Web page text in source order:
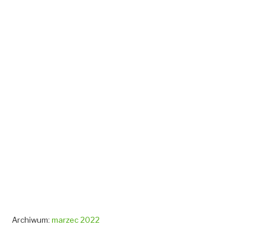
Archiwum: marzec 2022